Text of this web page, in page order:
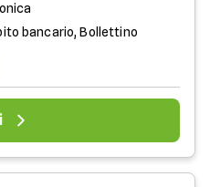
bancario, Bollettino